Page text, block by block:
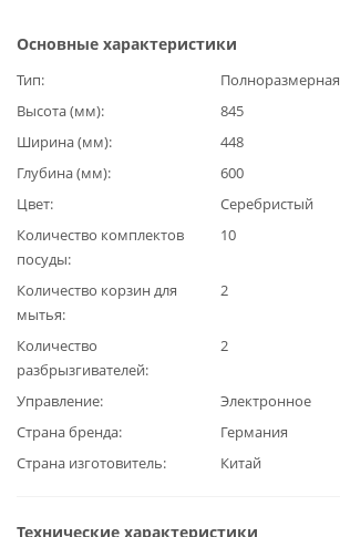
Основные характеристики
Тип
Полноразмерная
Высота (мм)
845
Ширина (мм)
448
Глубина (мм)
600
Цвет
Серебристый
Количество комплектов
посуды
10
Количество корзин для
мытья
2
Количество
разбрызгивателей
2
Управление
Электронное
Страна бренда
Германия
Страна изготовитель
Китай
Технические характеристики